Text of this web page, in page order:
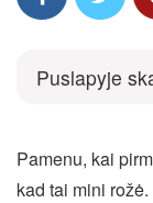
Puslapyje
Pamenu, kai
kad tai mini